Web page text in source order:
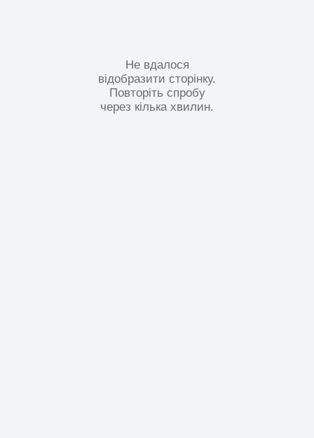
Не вдалося
відобразити сторінку.
Повторіть спробу
через кілька хвилин.